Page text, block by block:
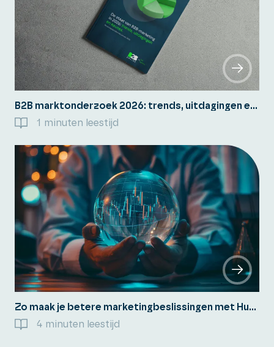
B2B marktonderzoek 2026: trends, uitdagingen en keuzes.
1 minuten leestijd
Zo maak je betere marketingbeslissingen met HubSpot’s Deep Research
4 minuten leestijd